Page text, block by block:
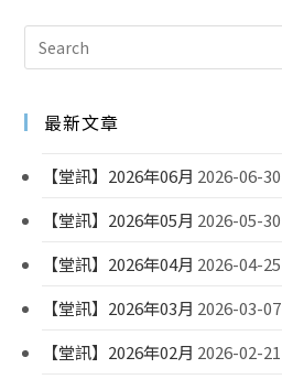
最新文章
【堂訊】2026年06月 2026-06-30
【堂訊】2026年05月 2026-05-30
【堂訊】2026年04月 2026-04-25
【堂訊】2026年03月 2026-03-07
【堂訊】2026年02月 2026-02-21